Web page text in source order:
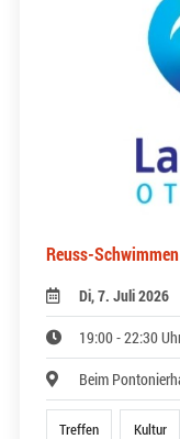
Reuss-
Di, 7. Juli 2026
19:00 - 22:30
Beim
Treffen Kultur